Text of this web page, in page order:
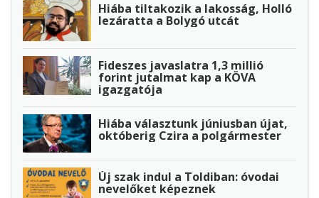
Hiába tiltakozik a lakosság, Holló
lezáratta a Bolygó utcát
Fideszes javaslatra 1,3 millió
forint jutalmat kap a KÖVA
igazgatója
Hiába választunk júniusban újat,
októberig Czira a polgármester
Új szak indul a Toldiban: óvodai
nevelőket képeznek